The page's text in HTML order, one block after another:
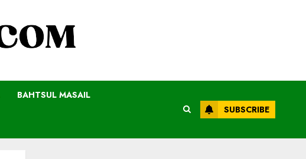
BAHTSUL MASAIL
SUBSCRIBE